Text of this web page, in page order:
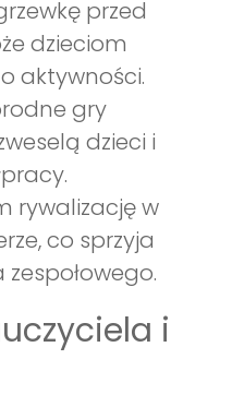
przed
dzieciom
aktywności.
gry
dzieci i
rywalizację w
co sprzyja
i